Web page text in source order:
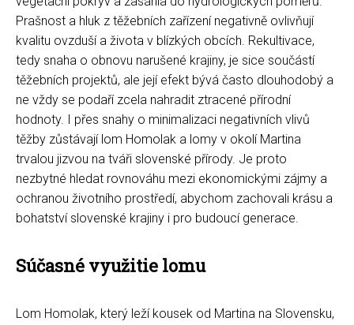
Prašnost a hluk z těžebních zařízení negativně ovlivňují
kvalitu ovzduší a života v blízkých obcích. Rekultivace,
tedy snaha o obnovu narušené krajiny, je sice součástí
těžebních projektů, ale její efekt bývá často dlouhodobý a
ne vždy se podaří zcela nahradit ztracené přírodní
hodnoty. I přes snahy o minimalizaci negativních vlivů
těžby zůstávají lom Homolak a lomy v okolí Martina
trvalou jizvou na tváři slovenské přírody. Je proto
nezbytné hledat rovnováhu mezi ekonomickými zájmy a
ochranou životního prostředí, abychom zachovali krásu a
bohatství slovenské krajiny i pro budoucí generace.
Súčasné využitie lomu
Lom Homolak, který leží kousek od Martina na Slovensku,